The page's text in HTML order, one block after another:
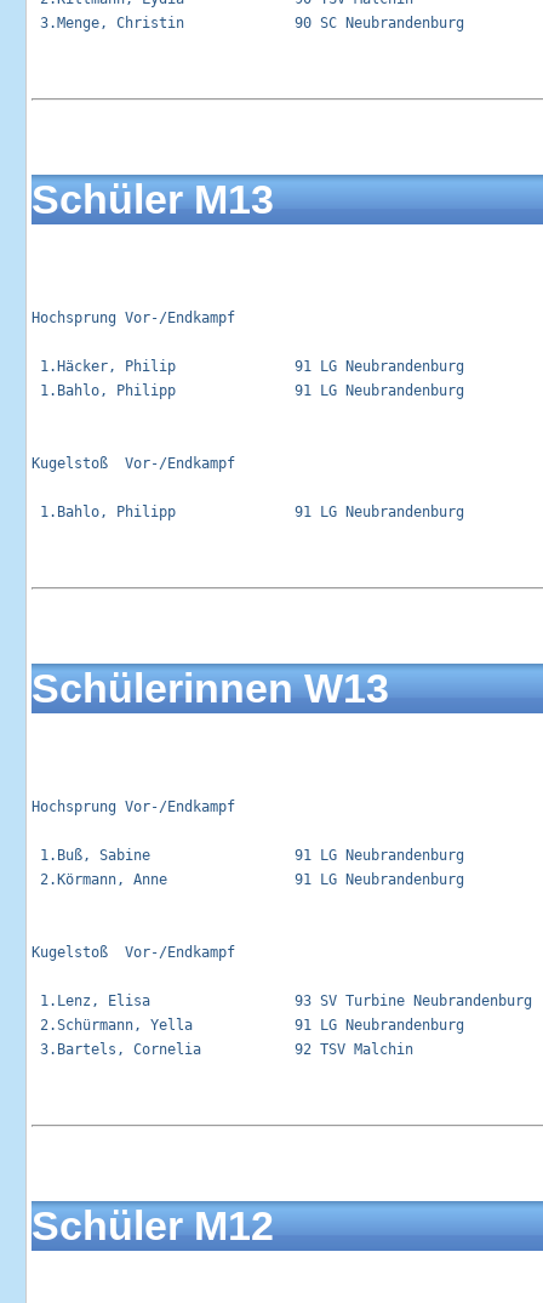
3.Menge, Christin             90 SC Neubrandenburg
Schüler M13
Hochsprung Vor-/Endkampf
1.Häcker, Philip              91 LG Neubrandenburg
1.Bahlo, Philipp              91 LG Neubrandenburg
Kugelstoß  Vor-/Endkampf
1.Bahlo, Philipp              91 LG Neubrandenburg
Schülerinnen W13
Hochsprung Vor-/Endkampf
1.Buß, Sabine                 91 LG Neubrandenburg
2.Körmann, Anne               91 LG Neubrandenburg
Kugelstoß  Vor-/Endkampf
1.Lenz, Elisa                 93 SV Turbine
2.Schürmann, Yella            91 LG Neubrandenburg
3.Bartels, Cornelia           92 TSV Malchin
Schüler M12